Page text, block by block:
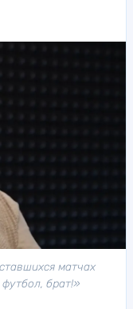
матчах
брат!»